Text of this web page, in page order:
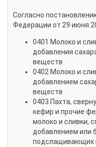
Согласно
Федерации от 29 июня
0401 Молоко и
добавления
веществ
0402 Молоко и
добавлением
веществ
0403 Пахта,
кефир и прочие
молоко и сливки,
добавлением или
подслащивающих